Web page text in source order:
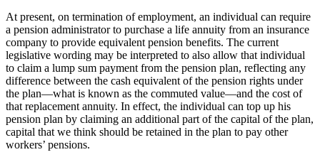
At present, on termination of employment, an individual can require
a pension administrator to purchase a life annuity from an insurance
company to provide equivalent pension benefits. The current
legislative wording may be interpreted to also allow that individual
to claim a lump sum payment from the pension plan, reflecting any
difference between the cash equivalent of the pension rights under
the plan—what is known as the commuted value—and the cost of
that replacement annuity. In effect, the individual can top up his
pension plan by claiming an additional part of the capital of the plan,
capital that we think should be retained in the plan to pay other
workers’ pensions.